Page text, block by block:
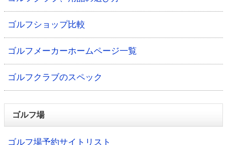
ゴルフショップ比較
ゴルフメーカーホームページ一覧
ゴルフクラブのスペック
ゴルフ場
ゴルフ場予約サイトリスト